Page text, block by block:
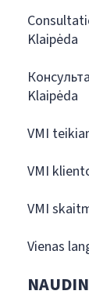
Klaipėda
Klaipėda
VMI
VMI
VMI
Vienas